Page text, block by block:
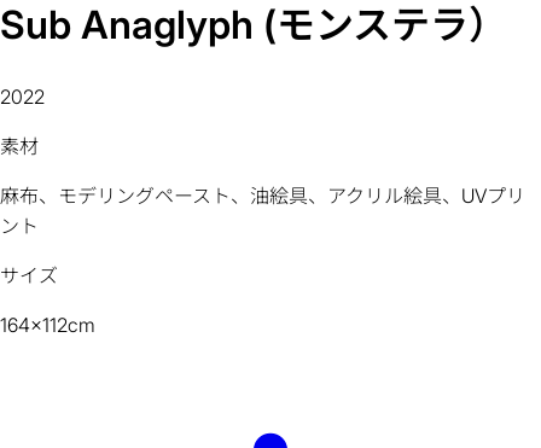
Sub Anaglyph (モンステラ）
2022
素材
麻布、モデリングペースト、油絵具、アクリル絵具、UVプリ
ント
サイズ
164x112cm